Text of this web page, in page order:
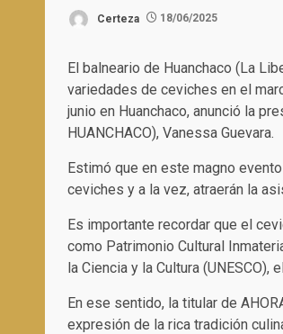
Certeza 18/06/2025
El balneario de Huanchaco (La
variedades de ceviches en el
junio en Huanchaco, anunció la
HUANCHACO), Vanessa Guevara.
Estimó que en este magno
ceviches y a la vez, atraerán la
Es importante recordar que el
como Patrimonio Cultural
la Ciencia y la Cultura (UNESCO),
En ese sentido, la titular de
expresión de la rica tradición